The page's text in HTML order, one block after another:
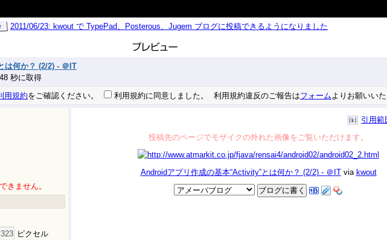
2011/06/23: kwout で TypePad、Posterous、Jugem ブログに投稿できるようになりました
何か？ (2/2) - ＠IT
秒に取得
用規約をご確認ください。 利用規約に同意しました。 利用規約違反のご報告はフォーム よりお願いいた
きません。
ピクセル
引用範
投稿先のページでモザイクの外れた画像をご覧いただけます。
Androidアプリ作成の基本“Activity”とは何か？ (2/2) - ＠ITvia kwout